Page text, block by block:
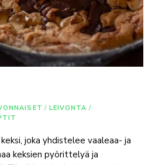
/ LEIVONTA /
joka yhdistelee vaaleaa- ja
keksien pyörittelyä ja